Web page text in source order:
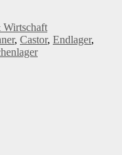
, Castor, Endlager,